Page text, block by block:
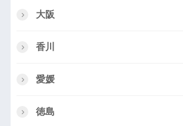
大阪
香川
愛媛
徳島